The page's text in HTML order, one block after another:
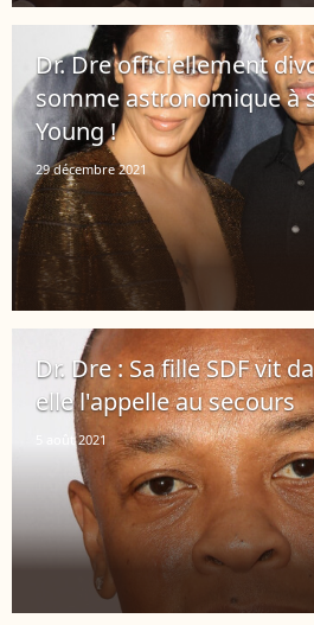
Dr. Dre officiellement
somme astronomique à
Young !
29 décembre 2021
Dr. Dre : Sa fille SDF vit
elle l'appelle au secours
5 août 2021